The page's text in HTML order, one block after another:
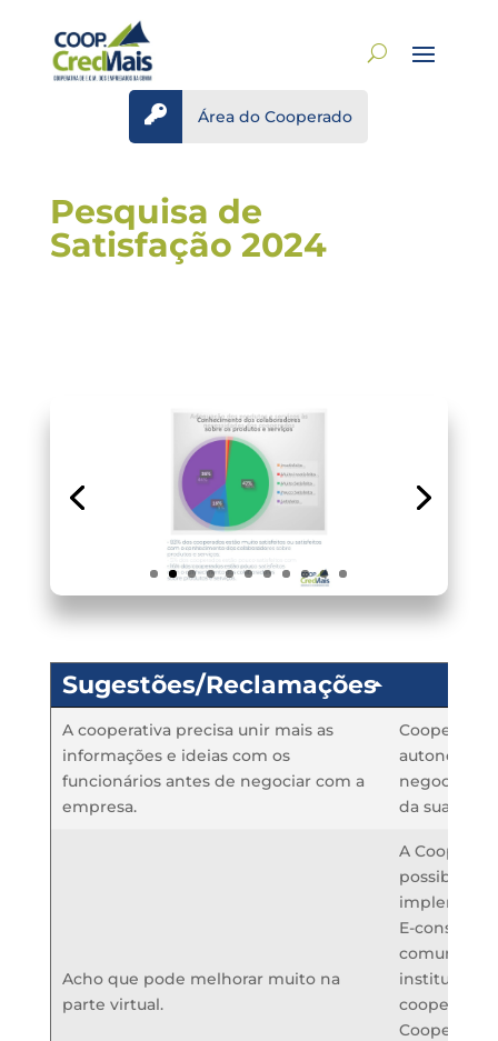
 Área do Cooperado
Pesquisa de
Satisfação 2024
Sugestões/Reclamações
A cooperativa precisa unir mais as
informações e ideias com os
funcionários antes de negociar com a
empresa.
autonomia
da sua
Acho que pode melhorar muito na
parte virtual.
A
E-consig
instituição
cooperado.